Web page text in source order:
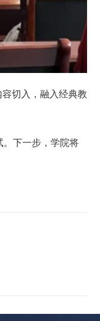
切入，融入经典教
下一步，学院将